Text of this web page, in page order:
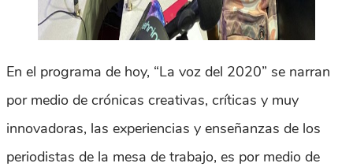
En el programa de hoy, “La voz del 2020” se narran
por medio de crónicas creativas, críticas y muy
innovadoras, las experiencias y enseñanzas de los
periodistas de la mesa de trabajo, es por medio de